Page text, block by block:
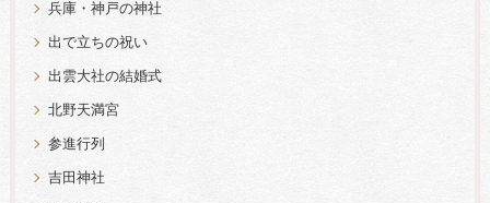
兵庫・神戸の神社
出で立ちの祝い
出雲大社の結婚式
北野天満宮
参進行列
吉田神社